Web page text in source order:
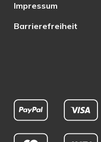
Impressum
Barrierefreiheit